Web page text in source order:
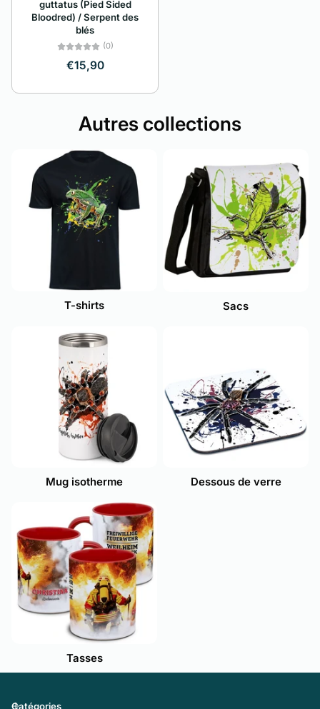
guttatus (Pied Sided
Bloodred) / Serpent des
blés
(0)
€15,90
Autres collections
T-shirts Sacs
Mug isotherme Dessous de verre
Tasses
Catégories